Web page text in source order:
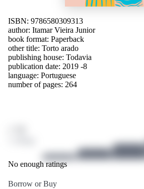
ISBN: 9786580309313
author: Itamar Vieira Junior
book format: Paperback
other title: Torto arado
publishing house: Todavia
publication date: 2019 -8
language: Portuguese
number of pages: 264
No enough ratings
Borrow or Buy